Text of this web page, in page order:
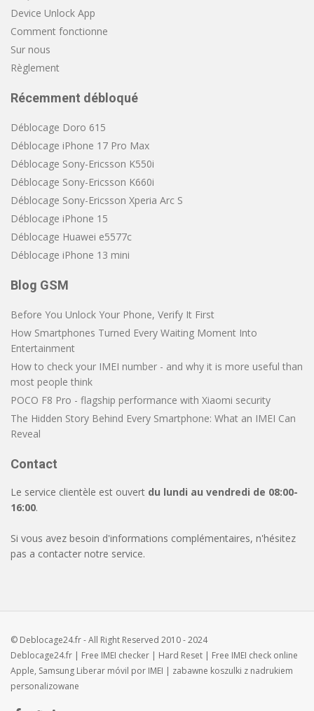
Device Unlock App
Comment fonctionne
Sur nous
Règlement
Récemment débloqué
Déblocage Doro 615
Déblocage iPhone 17 Pro Max
Déblocage Sony-Ericsson K550i
Déblocage Sony-Ericsson K660i
Déblocage Sony-Ericsson Xperia Arc S
Déblocage iPhone 15
Déblocage Huawei e5577c
Déblocage iPhone 13 mini
Blog GSM
Before You Unlock Your Phone, Verify It First
How Smartphones Turned Every Waiting Moment Into
Entertainment
How to check your IMEI number - and why it is more useful than
most people think
POCO F8 Pro - flagship performance with Xiaomi security
The Hidden Story Behind Every Smartphone: What an IMEI Can
Reveal
Contact
Le service clientèle est ouvert du lundi au vendredi de 08:00-
16:00.
Si vous avez besoin d'informations complémentaires, n'hésitez
pas a contacter notre service.
© Deblocage24.fr - All Right Reserved 2010 - 2024
Deblocage24.fr | Free IMEI checker | Hard Reset | Free IMEI check online
Apple, Samsung Liberar móvil por IMEI | zabawne koszulki z nadrukiem
personalizowane